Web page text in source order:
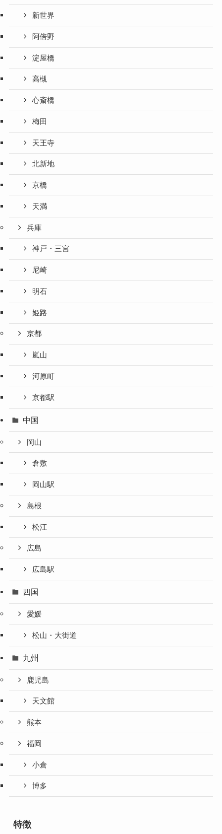
新世界
阿倍野
淀屋橋
高槻
心斎橋
梅田
天王寺
北新地
京橋
天満
兵庫
神戸・三宮
尼崎
明石
姫路
京都
嵐山
河原町
京都駅
中国
岡山
倉敷
岡山駅
島根
松江
広島
広島駅
四国
愛媛
松山・大街道
九州
鹿児島
天文館
熊本
福岡
小倉
博多
特徴